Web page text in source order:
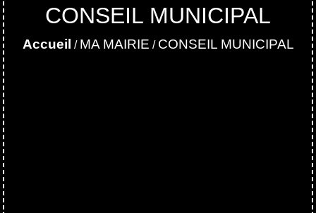
CONSEIL MUNICIPAL
Accueil / MA MAIRIE / CONSEIL MUNICIPAL